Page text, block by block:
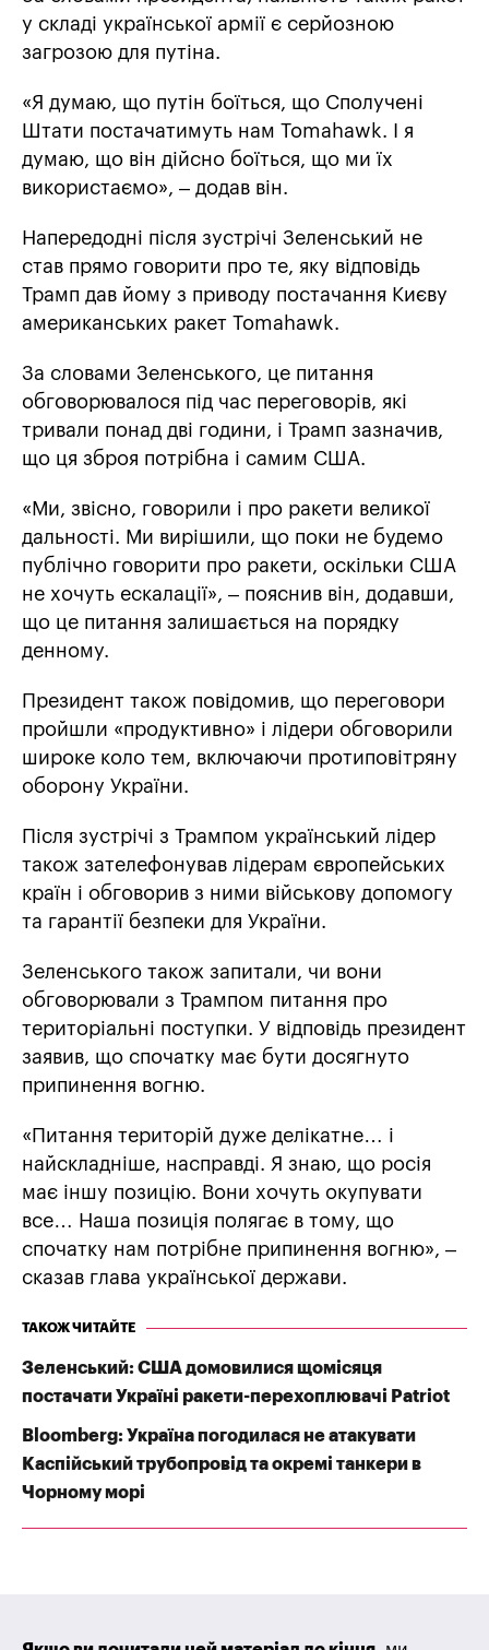
у складі української армії є серйозною
загрозою для путіна.
«Я думаю, що путін боїться, що Сполучені
Штати постачатимуть нам Tomahawk. І я
думаю, що він дійсно боїться, що ми їх
використаємо», – додав він.
Напередодні після зустрічі Зеленський не
став прямо говорити про те, яку відповідь
Трамп дав йому з приводу постачання Києву
американських ракет Tomahawk.
За словами Зеленського, це питання
обговорювалося під час переговорів, які
тривали понад дві години, і Трамп зазначив,
що ця зброя потрібна і самим США.
«Ми, звісно, говорили і про ракети великої
дальності. Ми вирішили, що поки не будемо
публічно говорити про ракети, оскільки США
не хочуть ескалації», – пояснив він, додавши,
що це питання залишається на порядку
денному.
Президент також повідомив, що переговори
пройшли «продуктивно» і лідери обговорили
широке коло тем, включаючи протиповітряну
оборону України.
Після зустрічі з Трампом український лідер
також зателефонував лідерам європейських
країн і обговорив з ними військову допомогу
та гарантії безпеки для України.
Зеленського також запитали, чи вони
обговорювали з Трампом питання про
територіальні поступки. У відповідь президент
заявив, що спочатку має бути досягнуто
припинення вогню.
«Питання територій дуже делікатне… і
найскладніше, насправді. Я знаю, що росія
має іншу позицію. Вони хочуть окупувати
все… Наша позиція полягає в тому, що
спочатку нам потрібне припинення вогню», –
сказав глава української держави.
ТАКОЖ ЧИТАЙТЕ
Зеленський: США домовилися щомісяця
постачати Україні ракети-перехоплювачі Patriot
Bloomberg: Україна погодилася не атакувати
Каспійський трубопровід та окремі танкери в
Чорному морі